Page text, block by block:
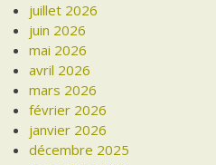
juillet 2026
juin 2026
mai 2026
avril 2026
mars 2026
février 2026
janvier 2026
décembre 2025